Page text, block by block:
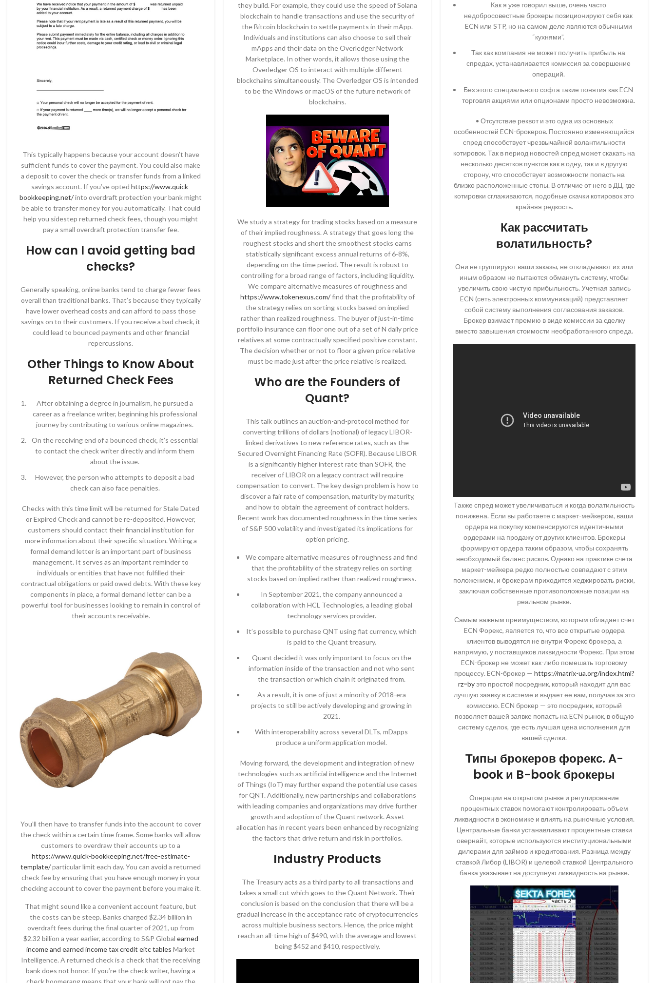
This typically happens because your account doesn’t have
sufficient funds to cover the payment. You could also make
a deposit to cover the check or transfer funds from a linked
savings account. If you’ve opted https://www.quick-
bookkeeping.net/into overdraft protection your bank might
be able to transfer money for you automatically. That could
help you sidestep returned check fees, though you might
pay a small overdraft protection transfer fee.
How can I avoid getting bad
checks?
Generally speaking, online banks tend to charge fewer fees
overall than traditional banks. That’s because they typically
have lower overhead costs and can afford to pass those
savings on to their customers. If you receive a bad check, it
could lead to bounced payments and other financial
repercussions.
Other Things to Know About
Returned Check Fees
After obtaining a degree in journalism, he pursued a
career as a freelance writer, beginning his professional
journey by contributing to various online magazines.
On the receiving end of a bounced check, it’s essential
to contact the check writer directly and inform them
about the issue.
However, the person who attempts to deposit a bad
check can also face penalties.
Checks with this time limit will be returned for Stale Dated
or Expired Check and cannot be re-deposited. However,
customers should contact their financial institution for
more information about their specific situation. Writing a
formal demand letter is an important part of business
management. It serves as an important reminder to
individuals or entities that have not fulfilled their
contractual obligations or paid owed debts. With these key
components in place, a formal demand letter can be a
powerful tool for businesses looking to remain in control of
their accounts receivable.
You’ll then have to transfer funds into the account to cover
the check within a certain time frame. Some banks will allow
customers to overdraw their accounts up to a
https://www.quick-bookkeeping.net/free-estimate-
template/particular limit each day. You can avoid a returned
check fee by ensuring that you have enough money in your
checking account to cover the payment before you make it.
That might sound like a convenient account feature, but
the costs can be steep. Banks charged $2.34 billion in
overdraft fees during the final quarter of 2021, up from
$2.32 billion a year earlier, according to S&P Global earned
income and earned income tax credit eitc tables Market
Intelligence. A returned check is a check that the receiving
bank does not honor. If you’re the check writer, having a
check boomerang means that your bank will not pay the
they build. For example, they could use the speed of Solana
blockchain to handle transactions and use the security of
the Bitcoin blockchain to settle payments in their mApp.
Individuals and institutions can also choose to sell their
mApps and their data on the Overledger Network
Marketplace. In other words, it allows those using the
Overledger OS to interact with multiple different
blockchains simultaneously. The Overledger OS is intended
to be the Windows or macOS of the future network of
blockchains.
We study a strategy for trading stocks based on a measure
of their implied roughness. A strategy that goes long the
roughest stocks and short the smoothest stocks earns
statistically significant excess annual returns of 6-8%,
depending on the time period. The result is robust to
controlling for a broad range of factors, including liquidity.
We compare alternative measures of roughness and
https://www.tokenexus.com/find that the profitability of
the strategy relies on sorting stocks based on implied
rather than realized roughness. The buyer of just-in-time
portfolio insurance can floor one out of a set of N daily price
relatives at some contractually specified positive constant.
The decision whether or not to floor a given price relative
must be made just after the price relative is realized.
Who are the Founders of
Quant?
This talk outlines an auction-and-protocol method for
converting trillions of dollars (notional) of legacy LIBOR-
linked derivatives to new reference rates, such as the
Secured Overnight Financing Rate (SOFR). Because LIBOR
is a significantly higher interest rate than SOFR, the
receiver of LIBOR on a legacy contract will require
compensation to convert. The key design problem is how to
discover a fair rate of compensation, maturity by maturity,
and how to obtain the agreement of contract holders.
Recent work has documented roughness in the time series
of S&P 500 volatility and investigated its implications for
option pricing.
We compare alternative measures of roughness and find
that the profitability of the strategy relies on sorting
stocks based on implied rather than realized roughness.
In September 2021, the company announced a
collaboration with HCL Technologies, a leading global
technology services provider.
It’s possible to purchase QNT using fiat currency, which
is paid to the Quant treasury.
Quant decided it was only important to focus on the
information inside of the transaction and not who sent
the transaction or which chain it originated from.
As a result, it is one of just a minority of 2018-era
projects to still be actively developing and growing in
2021.
With interoperability across several DLTs, mDapps
produce a uniform application model.
Moving forward, the development and integration of new
technologies such as artificial intelligence and the Internet
of Things (IoT) may further expand the potential use cases
for QNT. Additionally, new partnerships and collaborations
with leading companies and organizations may drive further
growth and adoption of the Quant network. Asset
allocation has in recent years been enhanced by recognizing
the factors that drive return and risk in portfolios.
Industry Products
The Treasury acts as a third party to all transactions and
takes a small cut which goes to the Quant Network. Their
conclusion is based on the conclusion that there will be a
gradual increase in the acceptance rate of cryptocurrencies
across multiple business sectors. Hence, the price might
reach an all-time high of $490, with the average and lowest
being $452 and $410, respectively.
Как я уже говорил выше, очень часто
недобросовестные брокеры позиционируют себя как
ECN или STP, но на самом деле являются обычными
“кухнями”.
Так как компания не может получить прибыль на
спредах, устанавливается комиссия за совершение
операций.
Без этого специального софта такие понятия как ECN
торговля акциями или опционами просто невозможна.
• Отсутствие реквот и это одна из основных
особенностей ECN-брокеров. Постоянно изменяющийся
спред способствует чрезвычайной волантильности
котировок. Так в период новостей спред может скакать на
несколько десятков пунктов как в одну, так и в другую
сторону, что способствует возможности попасть на
близко расположенные стопы. В отличие от него в ДЦ, где
котировки сглаживаются, подобные скачки котировок это
крайняя редкость.
Как рассчитать
волатильность?
Они не группируют ваши заказы, не откладывают их или
иным образом не пытаются обмануть систему, чтобы
увеличить свою чистую прибыльность. Учетная запись
ECN (сеть электронных коммуникаций) представляет
собой систему выполнения согласования заказов.
Брокер взимает премию в виде комиссии за сделку
вместо завышения стоимости необработанного спреда.
Также спред может увеличиваться и когда волатильность
понижена. Если вы работаете с маркет-мейкером, ваши
ордера на покупку компенсируются идентичными
ордерами на продажу от других клиентов. Брокеры
формируют ордера таким образом, чтобы сохранять
необходимый баланс рисков. Однако на практике счета
маркет-мейкера редко полностью совпадают с этим
положением, и брокерам приходится хеджировать риски,
заключая собственные противоположные позиции на
реальном рынке.
Самым важным преимуществом, которым обладает счет
ECN Форекс, является то, что все открытые ордера
клиентов выводятся не внутри Форекс брокера, а
напрямую, у поставщиков ликвидности Форекс. При этом
ECN-брокер не может как-либо помешать торговому
процессу. ECN-брокер — https://matrix-ua.org/index.html?
rz=byэто простой посредник, который находит для вас
лучшую заявку в системе и выдает ее вам, получая за это
комиссию. ECN брокер — это посредник, который
позволяет вашей заявке попасть на ECN рынок, в общую
систему сделок, где есть лучшая цена исполнения для
вашей сделки.
Типы брокеров форекс. A-
book и B-book брокеры
Операции на открытом рынке и регулирование
процентных ставок помогают контролировать объем
ликвидности в экономике и влиять на рыночные условия.
Центральные банки устанавливают процентные ставки
овернайт, которые используются институциональными
дилерами для займов и кредитования. Разница между
ставкой Либор (LIBOR) и целевой ставкой Центрального
банка указывает на доступную ликвидность на рынке.